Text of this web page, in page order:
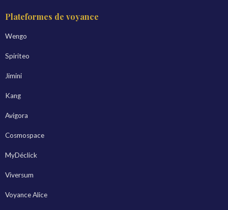
Plateformes de voyance
Wengo
Spiriteo
Jimini
Kang
Avigora
Cosmospace
MyDéclick
Viversum
Voyance Alice